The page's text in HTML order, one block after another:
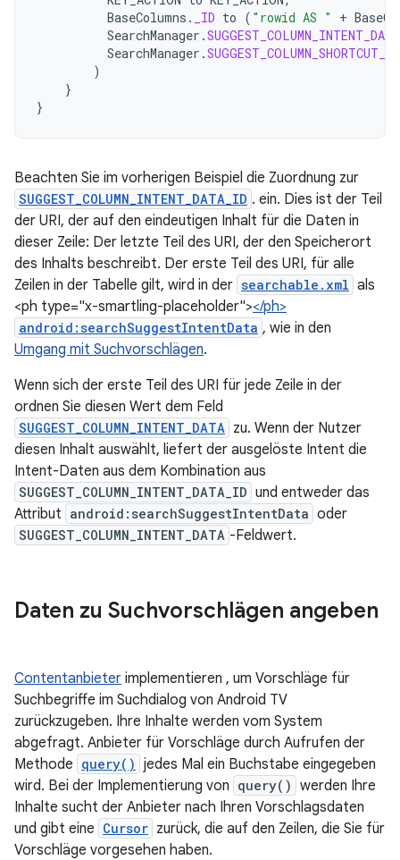
BaseColumns . _ID to ( "rowid AS " +
SearchManager .
SearchManager .SUGGEST_COLUMN_SHORTCUT_ID
)
}
}
Beachten Sie im vorherigen Beispiel die Zuordnung zur
SUGGEST_COLUMN_INTENT_DATA_ID . ein. Dies ist der Teil
der URI, der auf den eindeutigen Inhalt für die Daten in
dieser Zeile: Der letzte Teil des URI, der den Speicherort
des Inhalts beschreibt. Der erste Teil des URI, für alle
Zeilen in der Tabelle gilt, wird in der searchable.xml als
<ph type="x-smartling-placeholder"></ph>
android:searchSuggestIntentData , wie in den
Umgang mit Suchvorschlägen.
Wenn sich der erste Teil des URI für jede Zeile in der
ordnen Sie diesen Wert dem Feld
SUGGEST_COLUMN_INTENT_DATA zu. Wenn der Nutzer
diesen Inhalt auswählt, liefert der ausgelöste Intent die
Intent-Daten aus dem Kombination aus
SUGGEST_COLUMN_INTENT_DATA_ID und entweder das
Attribut android:searchSuggestIntentData oder
SUGGEST_COLUMN_INTENT_DATA -Feldwert.
Daten zu Suchvorschlägen angeben
Contentanbieter implementieren , um Vorschläge für
Suchbegriffe im Suchdialog von Android TV
zurückzugeben. Ihre Inhalte werden vom System
abgefragt. Anbieter für Vorschläge durch Aufrufen der
Methode query() jedes Mal ein Buchstabe eingegeben
wird. Bei der Implementierung von query() werden Ihre
Inhalte sucht der Anbieter nach Ihren Vorschlagsdaten
und gibt eine Cursor zurück, die auf den Zeilen, die Sie für
Vorschläge vorgesehen haben.